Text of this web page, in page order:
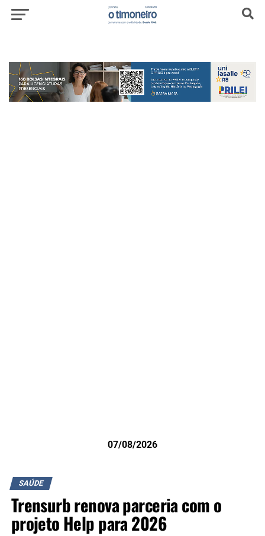
07/08/2026
SAÚDE
Trensurb renova parceria com o
projeto Help para 2026